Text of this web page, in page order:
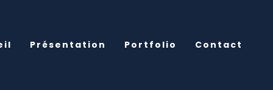
Présentation Portfolio Contact